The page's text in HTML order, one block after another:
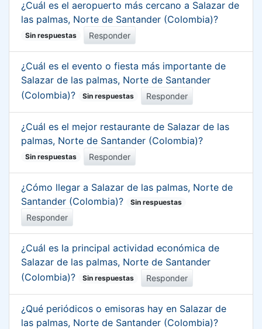
¿Cuál es el aeropuerto más cercano a Salazar de
las palmas, Norte de Santander (Colombia)?
Sin respuestas Responder
¿Cuál es el evento o fiesta más importante de
Salazar de las palmas, Norte de Santander
(Colombia)?
Sin respuestas Responder
¿Cuál es el mejor restaurante de Salazar de las
palmas, Norte de Santander (Colombia)?
Sin respuestas Responder
¿Cómo llegar a Salazar de las palmas, Norte de
Santander (Colombia)?
Sin respuestas
Responder
¿Cuál es la principal actividad económica de
Salazar de las palmas, Norte de Santander
(Colombia)?
Sin respuestas Responder
¿Qué periódicos o emisoras hay en Salazar de
las palmas, Norte de Santander (Colombia)?